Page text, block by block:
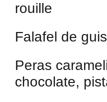
rouille
Falafel de
Peras
chocolate,